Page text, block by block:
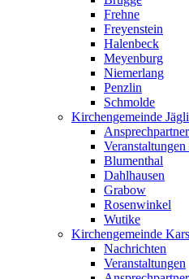
Frehne
Freyenstein
Halenbeck
Meyenburg
Niemerlang
Penzlin
Schmolde
Kirchengemeinde
Blumenthal
Dahlhausen
Grabow
Rosenwinkel
Wutike
Kirchengemeinde
Nachrichten
Veranstaltungen